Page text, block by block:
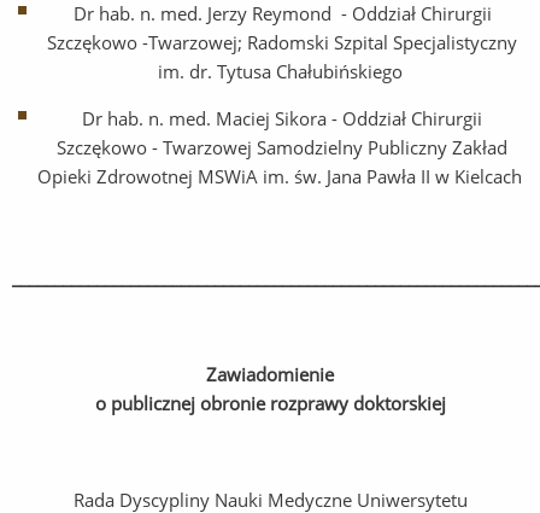
Dr hab. n. med. Jerzy Reymond - Oddział Chirurgii
Szczękowo -Twarzowej; Radomski Szpital Specjalistyczny
im. dr. Tytusa Chałubińskiego
Dr hab. n. med. Maciej Sikora - Oddział Chirurgii
Szczękowo - Twarzowej Samodzielny Publiczny Zakład
Opieki Zdrowotnej MSWiA im. św. Jana Pawła II w Kielcach
Zawiadomienie
o publicznej obronie rozprawy doktorskiej
Rada Dyscypliny Nauki Medyczne Uniwersytetu